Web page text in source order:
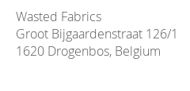
Wasted Fabrics
Groot Bijgaardenstraat 126/1
1620 Drogenbos, Belgium